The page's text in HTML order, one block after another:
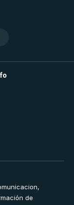
de